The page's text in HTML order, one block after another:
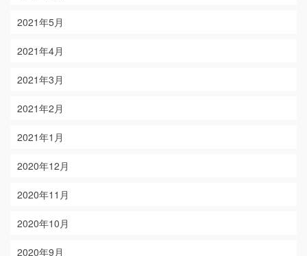
2021年5月
2021年4月
2021年3月
2021年2月
2021年1月
2020年12月
2020年11月
2020年10月
2020年9月